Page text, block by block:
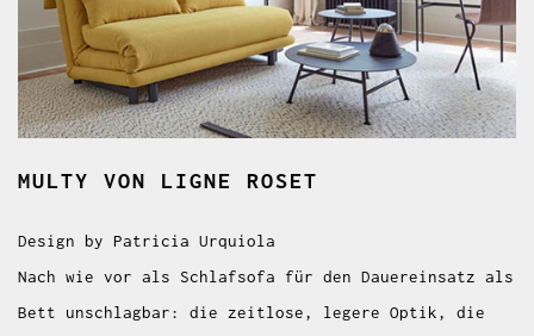
MULTY VON LIGNE ROSET
Design by Patricia Urquiola
Nach wie vor als Schlafsofa für den Dauereinsatz als
Bett unschlagbar: die zeitlose, legere Optik, die